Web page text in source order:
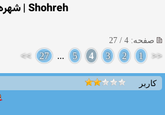
Shohreh | شهره
صفحه: 4 / 27
<<
1
2
3
4
5
...
27
>>
کاربر